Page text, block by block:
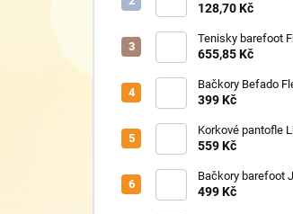
430124 růžové
128,70 Kč
Tenisky barefoot
G1700440-17 Mint
655,85 Kč
Bačkory Befado
627P023
399 Kč
Korkové pantofle
559 Kč
Bačkory barefoot
Home New Police
499 Kč